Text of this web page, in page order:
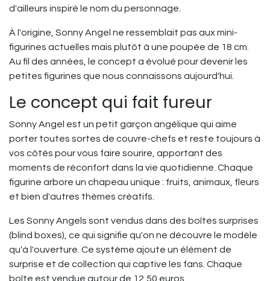
d'ailleurs inspiré le nom du personnage.
À l'origine, Sonny Angel ne ressemblait pas aux mini-
figurines actuelles mais plutôt à une poupée de 18 cm.
Au fil des années, le concept a évolué pour devenir les
petites figurines que nous connaissons aujourd'hui.
Le concept qui fait fureur
Sonny Angel est un petit garçon angélique qui aime
porter toutes sortes de couvre-chefs et reste toujours à
vos côtés pour vous faire sourire, apportant des
moments de réconfort dans la vie quotidienne. Chaque
figurine arbore un chapeau unique : fruits, animaux, fleurs
et bien d'autres thèmes créatifs.
Les Sonny Angels sont vendus dans des boîtes surprises
(blind boxes), ce qui signifie qu'on ne découvre le modèle
qu'à l'ouverture. Ce système ajoute un élément de
surprise et de collection qui captive les fans. Chaque
boîte est vendue autour de 12,50 euros.